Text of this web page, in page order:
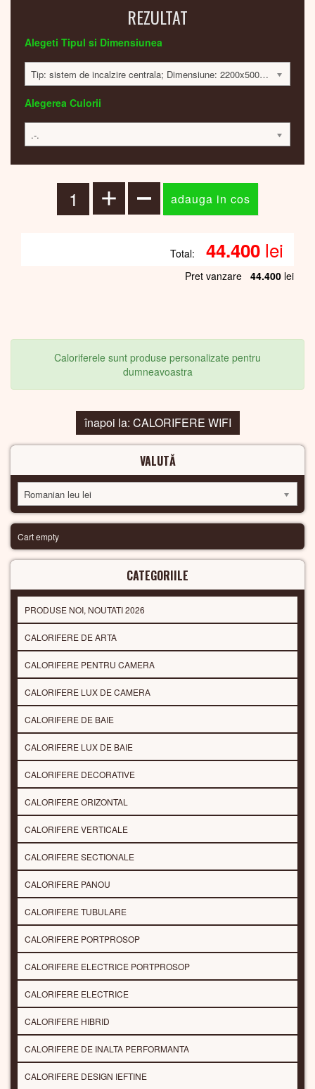
REZULTAT
Alegeti Tipul si Dimensiunea
Tip: sistem de incalzire centrala; Dimensiune: 2200x500x30mm; 982 Watt; 44256 lei
Alegerea Culorii
.-.
Total: 44.400 lei
Pret vanzare 44.400 lei
Caloriferele sunt produse personalizate pentru
dumneavoastra
înapoi la: CALORIFERE WIFI
VALUTĂ
Romanian leu lei
Cart empty
CATEGORIILE
PRODUSE NOI, NOUTATI 2026
CALORIFERE DE ARTA
CALORIFERE PENTRU CAMERA
CALORIFERE LUX DE CAMERA
CALORIFERE DE BAIE
CALORIFERE LUX DE BAIE
CALORIFERE DECORATIVE
CALORIFERE ORIZONTAL
CALORIFERE VERTICALE
CALORIFERE SECTIONALE
CALORIFERE PANOU
CALORIFERE TUBULARE
CALORIFERE PORTPROSOP
CALORIFERE ELECTRICE PORTPROSOP
CALORIFERE ELECTRICE
CALORIFERE HIBRID
CALORIFERE DE INALTA PERFORMANTA
CALORIFERE DESIGN IEFTINE